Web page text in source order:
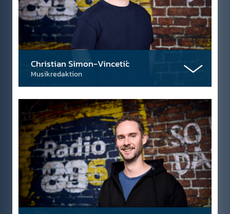
Christian Simon-Vincetić
Musikredaktion